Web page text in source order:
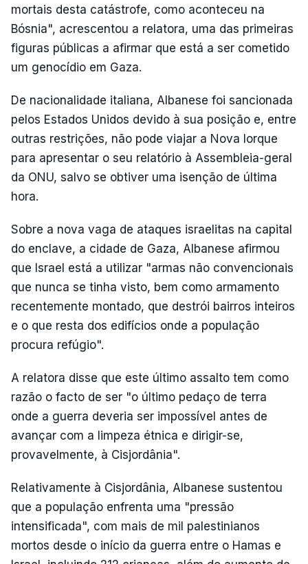
mortais desta catástrofe, como aconteceu na
Bósnia", acrescentou a relatora, uma das primeiras
figuras públicas a afirmar que está a ser cometido
um genocídio em Gaza.
De nacionalidade italiana, Albanese foi sancionada
pelos Estados Unidos devido à sua posição e, entre
outras restrições, não pode viajar a Nova Iorque
para apresentar o seu relatório à Assembleia-geral
da ONU, salvo se obtiver uma isenção de última
hora.
Sobre a nova vaga de ataques israelitas na capital
do enclave, a cidade de Gaza, Albanese afirmou
que Israel está a utilizar "armas não convencionais
que nunca se tinha visto, bem como armamento
recentemente montado, que destrói bairros inteiros
e o que resta dos edifícios onde a população
procura refúgio".
A relatora disse que este último assalto tem como
razão o facto de ser "o último pedaço de terra
onde a guerra deveria ser impossível antes de
avançar com a limpeza étnica e dirigir-se,
provavelmente, à Cisjordânia".
Relativamente à Cisjordânia, Albanese sustentou
que a população enfrenta uma "pressão
intensificada", com mais de mil palestinianos
mortos desde o início da guerra entre o Hamas e